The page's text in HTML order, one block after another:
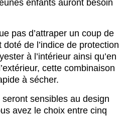
enfants auront besoin
pas d’attraper un coup de
de l’indice de protection
à l’intérieur ainsi qu’en
cette combinaison
à sécher.
sensibles au design
avez le choix entre cinq